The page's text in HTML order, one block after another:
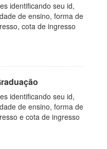
identificando seu id,
de ensino, forma de
cota de ingresso
identificando seu id,
de ensino, forma de
e cota de ingresso